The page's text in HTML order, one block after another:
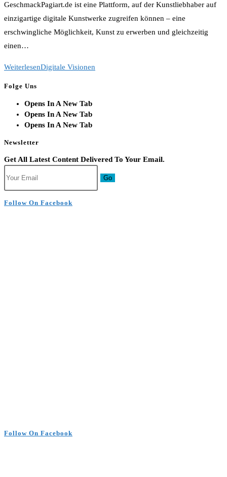
GeschmackPagiart.de ist eine Plattform, auf der Kunstliebhaber auf
einzigartige digitale Kunstwerke zugreifen können – eine
erschwingliche Möglichkeit, Kunst zu erwerben und gleichzeitig
einen…
WeiterlesenDigitale Visionen
Folge Uns
Opens In A New Tab
Opens In A New Tab
Opens In A New Tab
Newsletter
Get All Latest Content Delivered To Your Email.
Go
Follow On Facebook
Follow On Facebook